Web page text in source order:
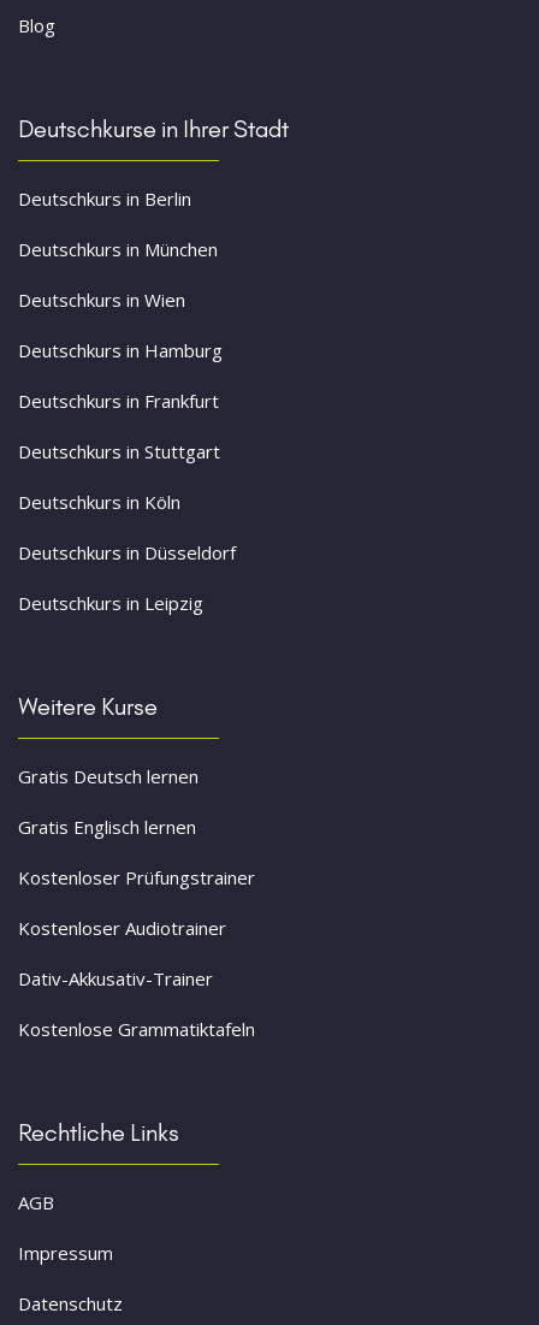
Blog
Deutschkurse in Ihrer Stadt
Deutschkurs in Berlin
Deutschkurs in München
Deutschkurs in Wien
Deutschkurs in Hamburg
Deutschkurs in Frankfurt
Deutschkurs in Stuttgart
Deutschkurs in Köln
Deutschkurs in Düsseldorf
Deutschkurs in Leipzig
Weitere Kurse
Gratis Deutsch lernen
Gratis Englisch lernen
Kostenloser Prüfungstrainer
Kostenloser Audiotrainer
Dativ-Akkusativ-Trainer
Kostenlose Grammatiktafeln
Rechtliche Links
AGB
Impressum
Datenschutz